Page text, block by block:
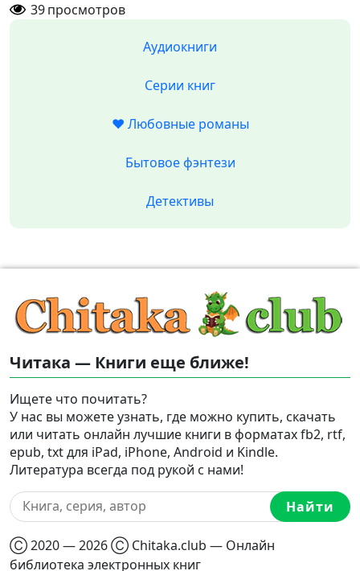
39просмотров
Аудиокниги
Серии книг
❤️ Любовные романы
Бытовое фэнтези
Детективы
Читака — Книги еще ближе!
Ищете что почитать?
У нас вы можете узнать, где можно купить, скачать
или читать онлайн лучшие книги в форматах fb2, rtf,
epub, txt для iPad, iPhone, Android и Kindle.
Литература всегда под рукой с нами!
Найти
Ⓒ 2020 — 2026 Ⓒ Chitaka.club — Онлайн
библиотека электронных книг